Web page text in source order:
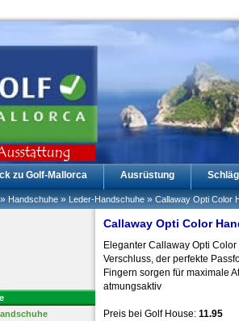
zu Golf-Mallorca Ausrüstung
Handschuhe» Leder-Handschuhe» Callaway Opti Color
Callaway Opti Color
Eleganter Callaway Opti
Verschluss, der perfekte
Fingern sorgen für maximale
atmungsaktiv
Preis bei Golf House: 11.95